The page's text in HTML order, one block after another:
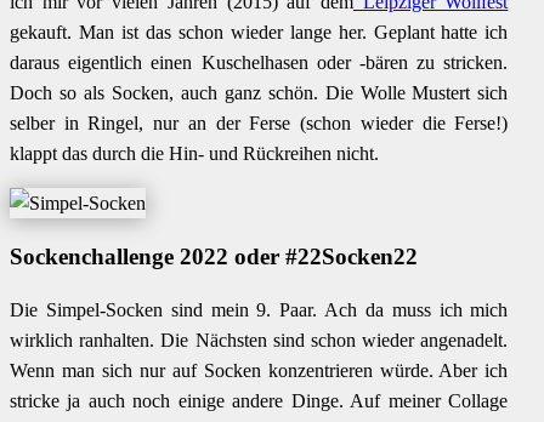
gekauft. Man ist das schon wieder lange her. Geplant hatte ich
daraus eigentlich einen Kuschelhasen oder -bären zu stricken.
Doch so als Socken, auch ganz schön. Die Wolle Mustert sich
selber in Ringel, nur an der Ferse (schon wieder die Ferse!)
klappt das durch die Hin- und Rückreihen nicht.
Sockenchallenge 2022 oder #22Socken22
Die Simpel-Socken sind mein 9. Paar. Ach da muss ich mich
wirklich ranhalten. Die Nächsten sind schon wieder angenadelt.
Wenn man sich nur auf Socken konzentrieren würde. Aber ich
stricke ja auch noch einige andere Dinge. Auf meiner Collage